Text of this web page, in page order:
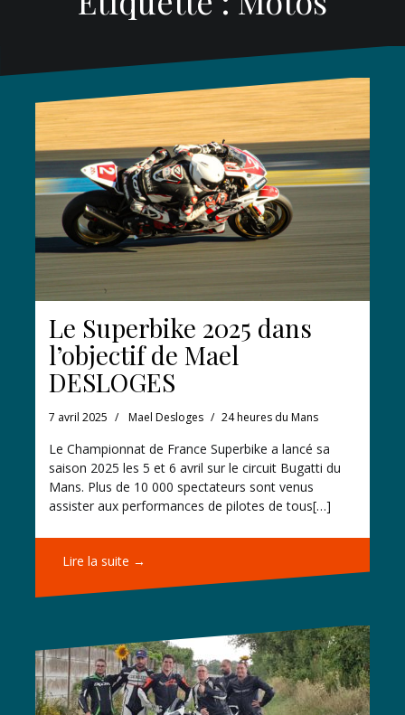
Le Superbike 2025 dans
l’objectif de Mael
DESLOGES
7 avril 2025 Mael Desloges 24 heures du Mans
Le Championnat de France Superbike a lancé sa
saison 2025 les 5 et 6 avril sur le circuit Bugatti du
Mans. Plus de 10 000 spectateurs sont venus
assister aux performances de pilotes de tous[…]
Lire la suite →